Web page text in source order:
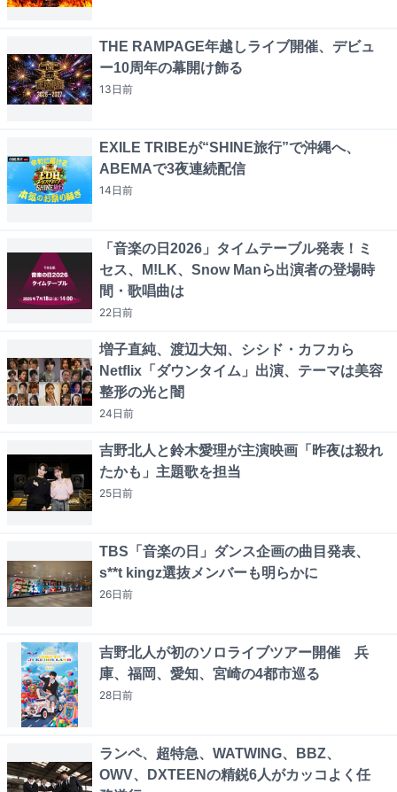
THE RAMPAGE年越しライブ開催、デビュ
ー10周年の幕開け飾る
13日前
EXILE TRIBEが“SHINE旅行”で沖縄へ、
ABEMAで3夜連続配信
14日前
「音楽の日2026」タイムテーブル発表！ミ
セス、M!LK、Snow Manら出演者の登場時
間・歌唱曲は
22日前
増子直純、渡辺大知、シシド・カフカら
Netflix「ダウンタイム」出演、テーマは美容
整形の光と闇
24日前
吉野北人と鈴木愛理が主演映画「昨夜は殺れ
たかも」主題歌を担当
25日前
TBS「音楽の日」ダンス企画の曲目発表、
s**t kingz選抜メンバーも明らかに
26日前
吉野北人が初のソロライブツアー開催 兵
庫、福岡、愛知、宮崎の4都市巡る
28日前
ランペ、超特急、WATWING、BBZ、
OWV、DXTEENの精鋭6人がカッコよく任